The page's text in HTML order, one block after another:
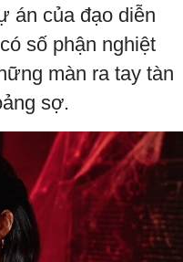
án của đạo diễn
số phận nghiệt
màn ra tay tàn
sợ.